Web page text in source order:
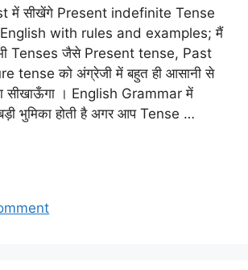
में सीखेंगे Present indefinite Tense
with rules and examples; मैं
Tenses जैसे Present tense, Past
tense को अंग्रेजी में बहुत ही आसानी से
सीखाऊँगा । English Grammar में
भुमिका होती है अगर आप Tense …